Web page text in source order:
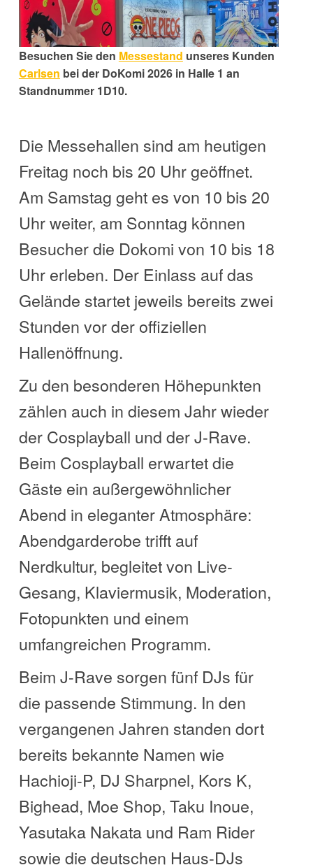
Besuchen Sie den Messestand unseres Kunden
Carlsen bei der DoKomi 2026 in Halle 1 an
Standnummer 1D10.
Die Messehallen sind am heutigen
Freitag noch bis 20 Uhr geöffnet.
Am Samstag geht es von 10 bis 20
Uhr weiter, am Sonntag können
Besucher die Dokomi von 10 bis 18
Uhr erleben. Der Einlass auf das
Gelände startet jeweils bereits zwei
Stunden vor der offiziellen
Hallenöffnung.
Zu den besonderen Höhepunkten
zählen auch in diesem Jahr wieder
der Cosplayball und der J-Rave.
Beim Cosplayball erwartet die
Gäste ein außergewöhnlicher
Abend in eleganter Atmosphäre:
Abendgarderobe trifft auf
Nerdkultur, begleitet von Live-
Gesang, Klaviermusik, Moderation,
Fotopunkten und einem
umfangreichen Programm.
Beim J-Rave sorgen fünf DJs für
die passende Stimmung. In den
vergangenen Jahren standen dort
bereits bekannte Namen wie
Hachioji-P, DJ Sharpnel, Kors K,
Bighead, Moe Shop, Taku Inoue,
Yasutaka Nakata und Ram Rider
sowie die deutschen Haus-DJs